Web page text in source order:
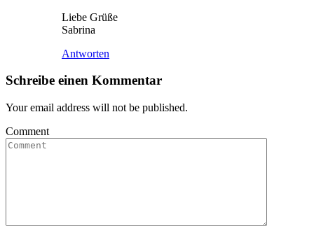
Liebe Grüße
Sabrina
Antworten
Schreibe einen Kommentar
Your email address will not be published.
Comment